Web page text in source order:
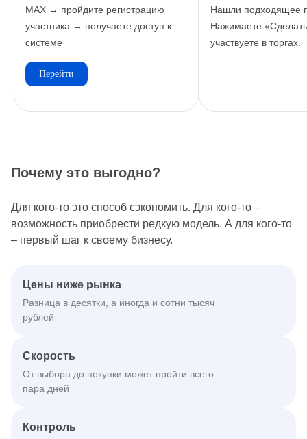
MAX → пройдите регистрацию
участника → получаете доступ к
системе
Перейти
Нашли подходящее
Нажимаете
участвуете в торгах.
Почему это выгодно?
Для кого-то это способ сэкономить. Для кого-то –
возможность приобрести редкую модель. А для кого-то
– первый шаг к своему бизнесу.
Цены ниже рынка
Разница в десятки, а иногда и сотни тысяч
рублей
Скорость
От выбора до покупки может пройти всего
пара дней
Контроль